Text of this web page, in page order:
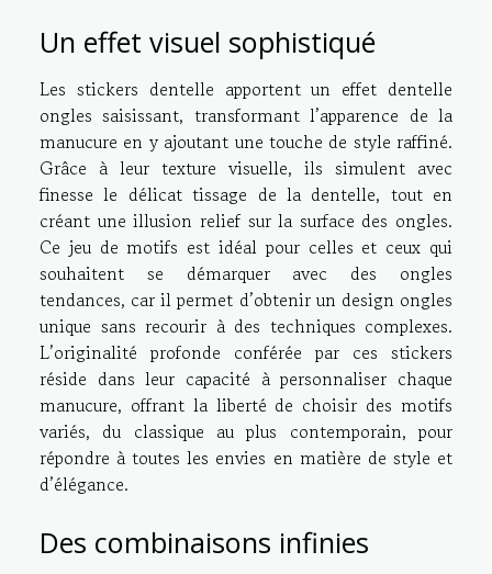
Un effet visuel sophistiqué
Les stickers dentelle apportent un effet dentelle
ongles saisissant, transformant l’apparence de la
manucure en y ajoutant une touche de style raffiné.
Grâce à leur texture visuelle, ils simulent avec
finesse le délicat tissage de la dentelle, tout en
créant une illusion relief sur la surface des ongles.
Ce jeu de motifs est idéal pour celles et ceux qui
souhaitent se démarquer avec des ongles
tendances, car il permet d’obtenir un design ongles
unique sans recourir à des techniques complexes.
L’originalité profonde conférée par ces stickers
réside dans leur capacité à personnaliser chaque
manucure, offrant la liberté de choisir des motifs
variés, du classique au plus contemporain, pour
répondre à toutes les envies en matière de style et
d’élégance.
Des combinaisons infinies